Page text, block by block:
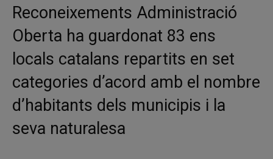
Reconeixements Administració
Oberta ha guardonat 83 ens
locals catalans repartits en set
categories d’acord amb el nombre
d’habitants dels municipis i la
seva naturalesa